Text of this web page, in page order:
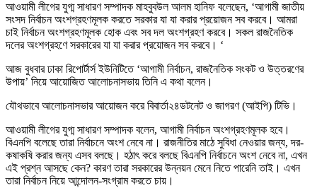
আওয়ামী লীগের যুগ্ম সাধারণ সম্পাদক মাহবুবউল আলম হানিফ বলেছেন, ‘আগামী জাতীয়
সংসদ নির্বাচন অংশগ্রহণমূলক করতে সরকার যা যা করার প্রয়োজন সব করবে। আমরা
চাই নির্বাচন অংশগ্রহণমূলক হোক এবং সব দল অংশগ্রহণ করবে। সকল রাজনৈতিক
দলের অংশগ্রহণে সরকারের যা যা করার প্রয়োজন সব করবে। ‘
আজ বুধবার ঢাকা রিপোর্টার্স ইউনিটিতে ‘আগামী নির্বাচন, রাজনৈতিক সংকট ও উত্তরণের
উপায়’ নিয়ে আয়োজিত আলোচনাসভায় তিনি এ কথা বলেন।
যৌথভাবে আলোচনাসভার আয়োজন করে বিবার্তা২৪ডটনেট ও জাগরণ (আইপি) টিভি।
আওয়ামী লীগের যুগ্ম সাধারণ সম্পাদক বলেন, আগামী নির্বাচন অংশগ্রহণমূলক হবে।
বিএনপি বলেছে তারা নির্বাচনে অংশ নেবে না। রাজনীতির মাঠে সুবিধা নেওয়ার জন্য, দর-
কষাকষি করার জন্য এসব বলছে। হঠাৎ করে বলছে বিএনপি নির্বাচনে অংশ নেবে না, এখন
এই প্রশ্ন আসছে কেন? কারণ তারা সরকারের উন্নয়ন মেনে নিতে পারেনি তাই। এখন
তারা নির্বাচন নিয়ে আন্দোলন-সংগ্রাম করতে চায়।